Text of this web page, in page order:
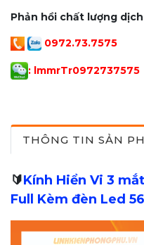
Phản hồi chất lượng
0972.73.7575
: lmmrTr0972737575
THÔNG TIN SẢN
🔰Kính Hiển Vi 3
Full Kèm đèn Led